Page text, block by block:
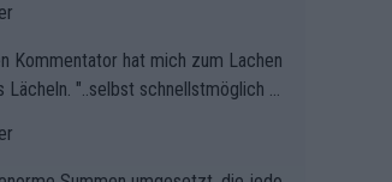
Kommentator hat mich zum Lachen
"..selbst schnellstmöglich na